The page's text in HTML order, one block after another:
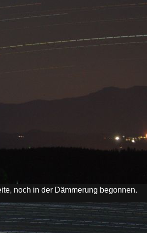
noch in der Dämmerung begonnen.